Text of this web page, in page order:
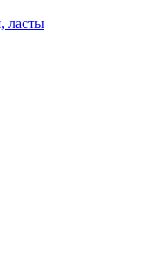
ласты